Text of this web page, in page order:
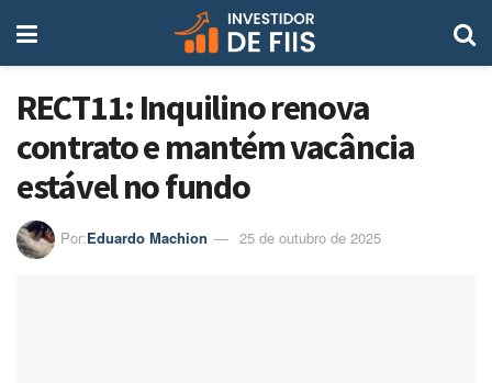
RECT11: Inquilino renova
contrato e mantém vacância
estável no fundo
Por:Eduardo Machion 25 de outubro de 2025